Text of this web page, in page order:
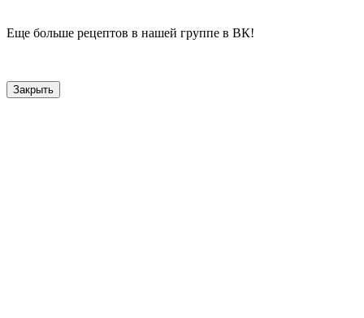
Еще больше рецептов в нашей группе в ВК!
Закрыть